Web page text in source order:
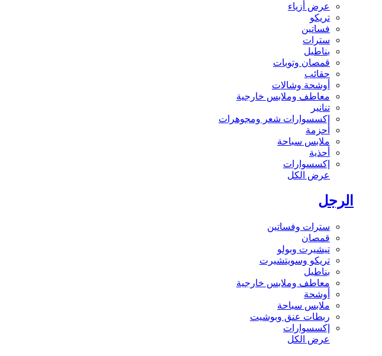
عرض أزياء
تريكو
فساتين
سترات
بناطيل
قمصان وتوبات
حقائب
أوشحة وشالات
معاطف وملابس خارجية
تنانير
إكسسوارات شعر ومجوهرات
أحزمة
ملابس سباحة
أحذية
إكسسوارات
عرض الكل
الرجل
سترات وفساتين
قمصان
تيشيرت وبولو
تريكو وسويتشيرت
بناطيل
معاطف وملابس خارجية
أوشحة
ملابس سباحة
ربطات عنق وبوشيت
إكسسوارات
عرض الكل